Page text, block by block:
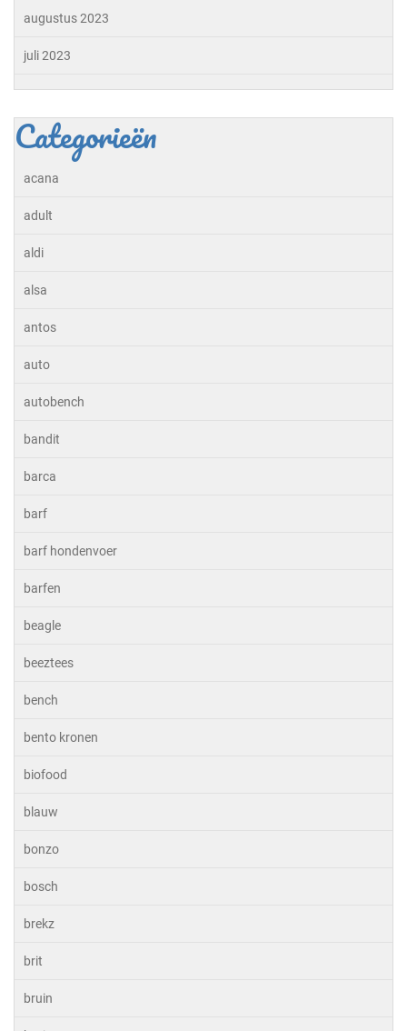
augustus 2023
juli 2023
Categorieën
acana
adult
aldi
alsa
antos
auto
autobench
bandit
barca
barf
barf hondenvoer
barfen
beagle
beeztees
bench
bento kronen
biofood
blauw
bonzo
bosch
brekz
brit
bruin